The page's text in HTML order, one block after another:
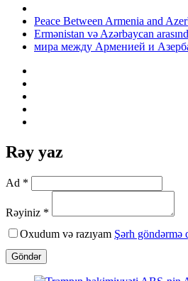
Peace Between Armenia and
Ermənistan və Azərbaycan
мира между Арменией и
Rəy yaz
Ad *
Rəyiniz *
Oxudum və razıyam Şərh göndərmə
Göndər